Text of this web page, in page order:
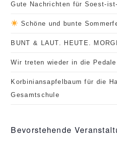
Gute Nachrichten für Soest-
Schöne und bunte
BUNT & LAUT. HEUTE.
Wir treten wieder in die
Korbiniansapfelbaum für die
Gesamtschule
Bevorstehende